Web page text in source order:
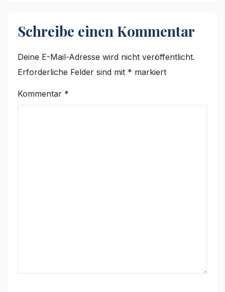
Schreibe einen Kommentar
Deine E-Mail-Adresse wird nicht veröffentlicht.
Erforderliche Felder sind mit * markiert
Kommentar *